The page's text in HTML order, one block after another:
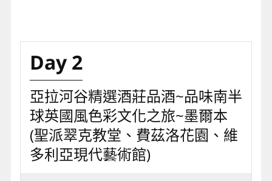
Day 2
亞拉河谷精選酒莊品酒~品味南半
球英國風色彩文化之旅~墨爾本
(聖派翠克教堂、費茲洛花園、維
多利亞現代藝術館)